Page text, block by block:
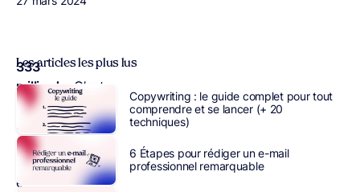
333
milliards.C’est
le
nombre
de
mails
envoyés
Les articles les plus lus
Copywriting : le guide complet pour tout
comprendre et se lancer (+ 20
techniques)
6 Étapes pour rédiger un e-mail
professionnel remarquable